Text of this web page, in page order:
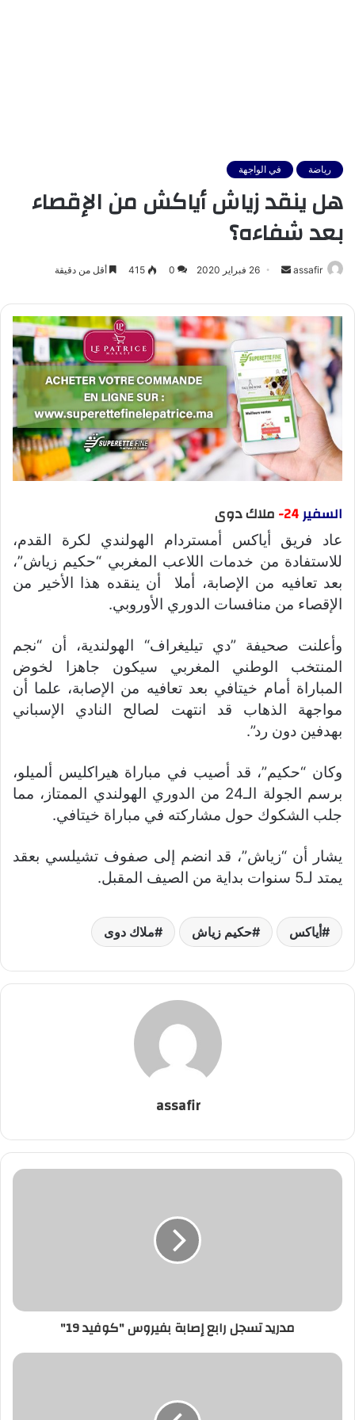
رياضة في الواجهة
هل ينقد زياش أياكش من الإقصاء
بعد شفاءه؟
assafir
أرسل
إلكترونيا
26 فبراير 2020 0
415 أقل من دقيقة
السفير ملاك دوى
عاد فريق أياكس أمستردام الهولندي لكرة القدم،
للاستفادة من خدمات اللاعب المغربي “حكيم زياش”،
بعد تعافيه من الإصابة، أملا أن ينقده هذا الأخير من
الإقصاء من منافسات الدوري الأوروبي.
وأعلنت صحيفة ”دي تيليغراف“ الهولندية، أن “نجم
المنتخب الوطني المغربي سيكون جاهزا لخوض
المباراة أمام خيتافي بعد تعافيه من الإصابة، علما أن
مواجهة الذهاب قد انتهت لصالح النادي الإسباني
بهدفين دون رد”.
وكان “حكيم”، قد أصيب في مباراة هيراكليس ألميلو،
برسم الجولة الـ24 من الدوري الهولندي الممتاز، مما
جلب الشكوك حول مشاركته في مباراة خيتافي.
يشار أن “زياش”، قد انضم إلى صفوف تشيلسي بعقد
يمتد لـ5 سنوات بداية من الصيف المقبل.
أياكس حكيم زياش ملاك دوى
assafir
مدريد
مدريد تسجل رابع إصابة بفيروس "كوفيد 19"
الأسباب